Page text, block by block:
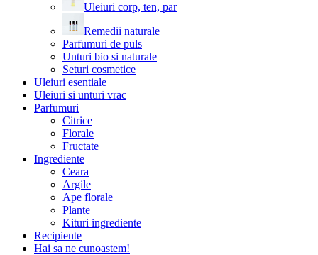
Uleiuri corp, ten, par
Remedii naturale
Parfumuri de puls
Unturi bio si naturale
Seturi cosmetice
Uleiuri esentiale
Uleiuri si unturi vrac
Parfumuri
Citrice
Florale
Fructate
Ingrediente
Ceara
Argile
Ape florale
Plante
Kituri ingrediente
Recipiente
Hai sa ne cunoastem!